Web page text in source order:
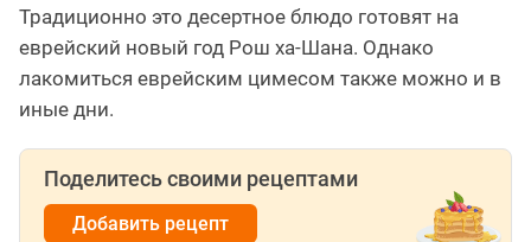
Традиционно это десертное блюдо готовят на
еврейский новый год Рош ха-Шана. Однако
лакомиться еврейским цимесом также можно и в
иные дни.
Поделитесь своими рецептами
Добавить рецепт